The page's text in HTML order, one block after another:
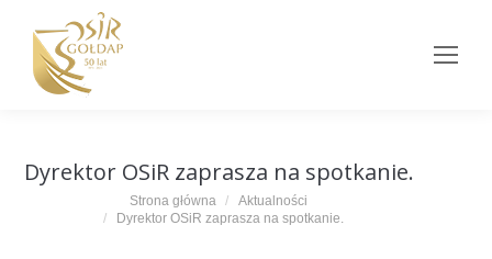
Dyrektor OSiR zaprasza na spotkanie.
Strona główna
Aktualności
Dyrektor OSiR zaprasza na spotkanie.